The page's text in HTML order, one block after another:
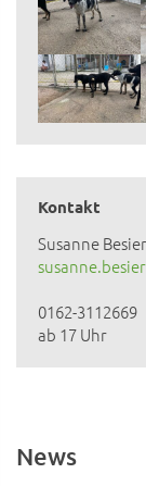
Kontakt
Susanne Besier
0162-3112669
ab 17 Uhr
News